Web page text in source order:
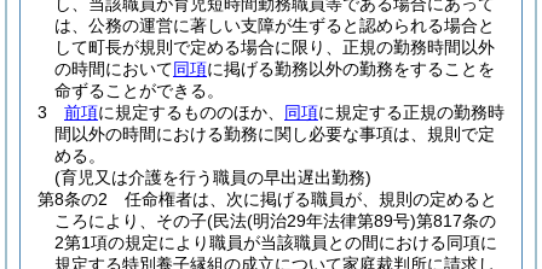
は、公務の運営に著しい支障が生ずると認められる場合と
して町長が規則で定める場合に限り、正規の勤務時間以外
の時間において同項に掲げる勤務以外の勤務をすることを
命ずることができる。
3
前項に規定するもののほか、 同項に規定する正規の勤務時
間以外の時間における勤務に関し必要な事項は、規則で定
める。
(育児又は介護を行う職員の早出遅出勤務)
第8条の2
任命権者は、次に掲げる職員が、規則の定めると
ころにより、その子(民法(明治29年法律第89号)第817条の
2第1項の規定により職員が当該職員との間における同項に
規定する特別養子縁組の成立について家庭裁判所に請求し